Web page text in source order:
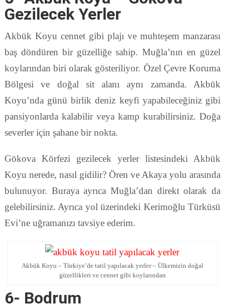
Gezilecek Yerler
Akbük Koyu cennet gibi plajı ve muhteşem manzarası
baş döndüren bir güzelliğe sahip. Muğla’nın en güzel
koylarından biri olarak gösteriliyor. Özel Çevre Koruma
Bölgesi ve doğal sit alanı aynı zamanda. Akbük
Koyu’nda günü birlik deniz keyfi yapabileceğiniz gibi
pansiyonlarda kalabilir veya kamp kurabilirsiniz. Doğa
severler için şahane bir nokta.
Gökova Körfezi gezilecek yerler listesindeki Akbük
Koyu nerede, nasıl gidilir? Ören ve Akaya yolu arasında
bulunuyor. Buraya ayrıca Muğla’dan direkt olarak da
gelebilirsiniz. Ayrıca yol üzerindeki Kerimoğlu Türküsü
Evi’ne uğramanızı tavsiye ederim.
Akbük Koyu – Türkiye’de tatil yapılacak yerler – Ülkemizin doğal
güzellikleri ve cennet gibi koylarından
6- Bodrum